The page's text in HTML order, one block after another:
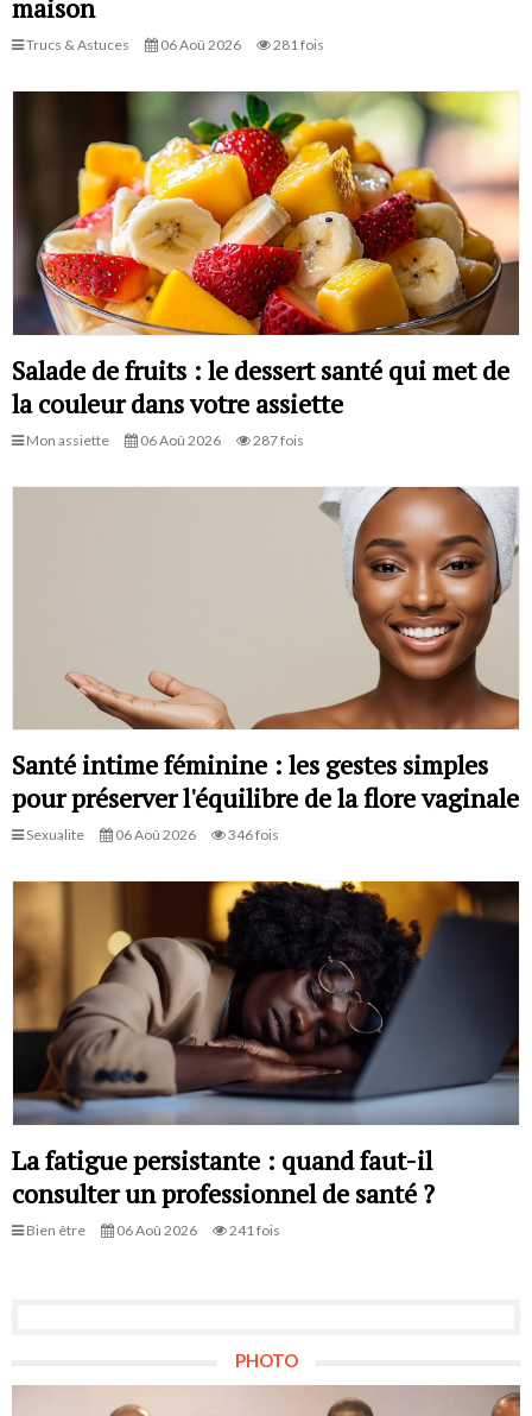
maison
Trucs & Astuces 06 Aoû 2026 281 fois
Salade de fruits : le dessert santé qui met de
la couleur dans votre assiette
Mon assiette 06 Aoû 2026 287 fois
Santé intime féminine : les gestes simples
pour préserver l'équilibre de la flore vaginale
Sexualite 06 Aoû 2026 346 fois
La fatigue persistante : quand faut-il
consulter un professionnel de santé ?
Bien être 06 Aoû 2026 241 fois
PHOTO